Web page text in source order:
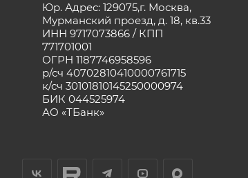
Юр. Адрес: 129075,г. Москва,
Мурманский проезд, д. 18, кв.33
ИНН 9717073866 / КПП
771701001
ОГРН 1187746958596
р/сч 40702810410000761715
к/сч 30101810145250000974
БИК 044525974
АО «ТБанк»